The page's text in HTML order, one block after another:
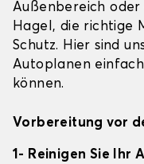
Außenbereich oder
Hagel, die richtige
Schutz. Hier sind
Autoplanen
können.
Vorbereitung vor
1- Reinigen Sie Ihr